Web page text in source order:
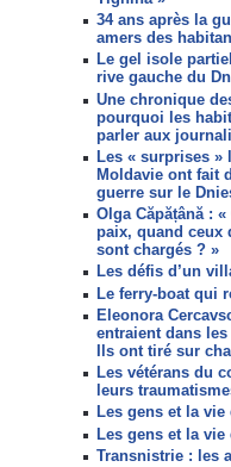
34 ans après la
amers des
Le gel isole
rive gauche du
Une chronique
pourquoi les
parler aux
Les « surprises »
Moldavie ont fait
guerre sur le
Olga Căpățână :
paix, quand ceux
sont chargés ? »
Les défis d’un
Le ferry-boat qui
Eleonora
entraient dans
Ils ont tiré sur
Les vétérans du
leurs
Les gens et la
Les gens et la vie
Transnistrie : les